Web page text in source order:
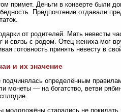
примет. Деньги в конверте были
Предпочтение отдавали
от родителей. Мать невесты
и связь с родом. Отец жениха мог
готовность принять невесту в
и их значение
подчинялась определённым
монеты — на богатство, ветви
молодожёны старались не